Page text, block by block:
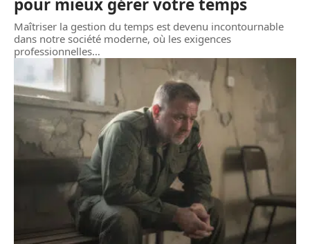
pour mieux gérer votre temps
Maîtriser la gestion du temps est devenu incontournable
dans notre société moderne, où les exigences
professionnelles…